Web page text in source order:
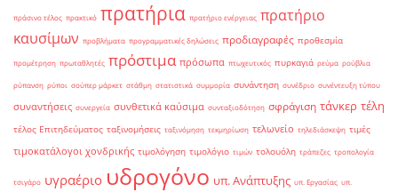
πράσινο τέλος πρακτικό πρατήρια πρατήριο ενέργειας πρατήριο
καυσίμων προβλήματα προγραμματικές δηλώσεις προδιαγραφές προθεσμία
προμέτρηση πρωταθλητές πρόστιμα πρόσωπα πτωχευτικός πυρκαγιά ρεύμα ρούβλια
ρύπανση ρύποι σούπερ μάρκετ στάθμη στατιστικά συμμορία συνάντηση συνέδριο συνέντευξη τύπου
συναντήσεις συνεργεία συνθετικά καύσιμα συνταξιοδότηση σφράγιση τάνκερ τέλη
τέλος Επιτηδεύματος ταξινομήσεις ταξινόμηση τεκμηρίωση τελωνείο τηλεδιάσκεψη τιμές
τιμοκατάλογοι χονδρικής τιμολόγηση τιμολόγιο τιμών τολουόλη τράπεζες τροπολογία
τσιγάρο υγραέριο υδρογόνο υπ. Ανάπτυξης υπ. Εργασίας υπ.